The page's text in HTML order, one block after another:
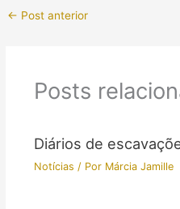
← Post anterior
Posts
Diários de
Notícias / Por Márcia Jamille